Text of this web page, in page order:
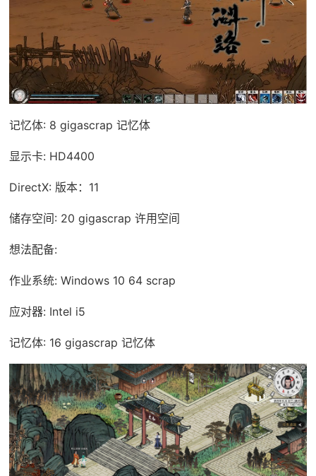
记忆体: 8 gigascrap 记忆体
显示卡: HD4400
DirectX: 版本：11
储存空间: 20 gigascrap 许用空间
想法配备:
作业系统: Windows 10 64 scrap
应对器: Intel i5
记忆体: 16 gigascrap 记忆体